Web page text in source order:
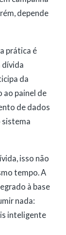
depende
prática é
dívida
da
ao painel de
de dados
sistema
isso não
tempo. A
à base
nada:
inteligente